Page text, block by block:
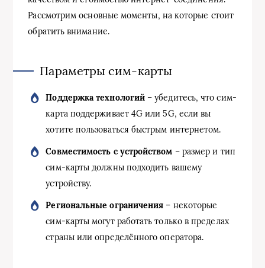
Рассмотрим основные моменты, на которые стоит
обратить внимание.
Параметры сим-карты
Поддержка технологий – убедитесь, что сим-
карта поддерживает 4G или 5G, если вы
хотите пользоваться быстрым интернетом.
Совместимость с устройством – размер и тип
сим-карты должны подходить вашему
устройству.
Региональные ограничения – некоторые
сим-карты могут работать только в пределах
страны или определённого оператора.